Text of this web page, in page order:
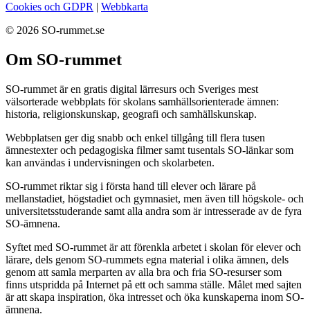
Cookies och GDPR | Webbkarta
© 2026 SO-rummet.se
Om SO-rummet
SO-rummet är en gratis digital lärresurs och Sveriges mest
välsorterade webbplats för skolans samhällsorienterade ämnen:
historia, religionskunskap, geografi och samhällskunskap.
Webbplatsen ger dig snabb och enkel tillgång till flera tusen
ämnestexter och pedagogiska filmer samt tusentals SO-länkar som
kan användas i undervisningen och skolarbeten.
SO-rummet riktar sig i första hand till elever och lärare på
mellanstadiet, högstadiet och gymnasiet, men även till högskole- och
universitetsstuderande samt alla andra som är intresserade av de fyra
SO-ämnena.
Syftet med SO-rummet är att förenkla arbetet i skolan för elever och
lärare, dels genom SO-rummets egna material i olika ämnen, dels
genom att samla merparten av alla bra och fria SO-resurser som
finns utspridda på Internet på ett och samma ställe. Målet med sajten
är att skapa inspiration, öka intresset och öka kunskaperna inom SO-
ämnena.